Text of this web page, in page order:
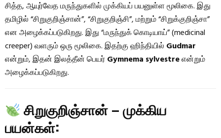
சித்த, ஆயுர்வேத மருந்துகளில் முக்கியப் பயனுள்ள மூலிகை. இது
தமிழில் “சிறுகுறிஞ்சான்”, “சிறுகுறிஞ்சி”, மற்றும் “சிறுக்குறிஞ்சா”
என அழைக்கப்படுகிறது. இது “மருந்துக் கொடியாய்” (medicinal
creeper) வளரும் ஒரு மூலிகை. இதற்கு ஹிந்தியில் Gudmar
என்றும், இதன் இலத்தீன் பெயர்Gymnema sylvestreஎன்றும்
அழைக்கப்படுகிறது.
சிறுகுறிஞ்சான் – முக்கிய
பயன்கள்: